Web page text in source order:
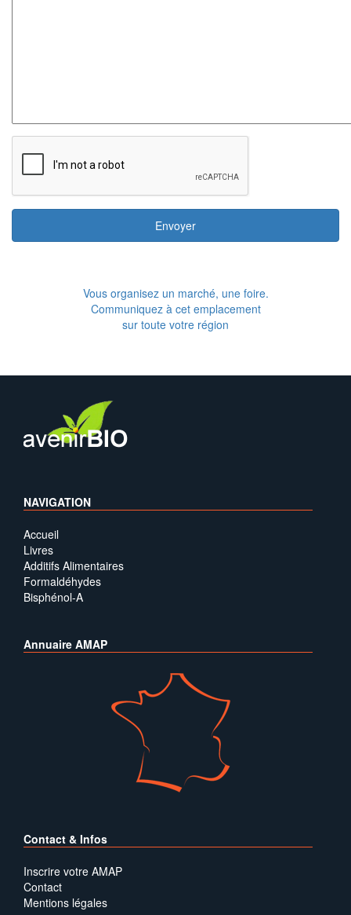
Envoyer
Vous organisez un marché, une foire.
Communiquez à cet emplacement
sur toute votre région
NAVIGATION
Accueil
Livres
Additifs Alimentaires
Formaldéhydes
Bisphénol-A
Annuaire AMAP
Contact & Infos
Inscrire votre AMAP
Contact
Mentions légales